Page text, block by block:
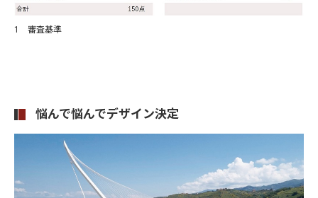
1 審査基準
悩んで悩んでデザイン決定